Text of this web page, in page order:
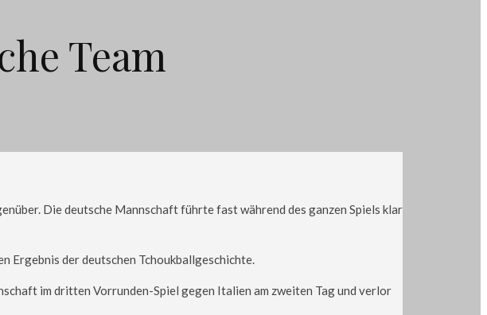
Team
Die deutsche Mannschaft führte fast während des ganzen Spiels klar
Ergebnis der deutschen Tchoukballgeschichte.
im dritten Vorrunden-Spiel gegen Italien am zweiten Tag und verlor